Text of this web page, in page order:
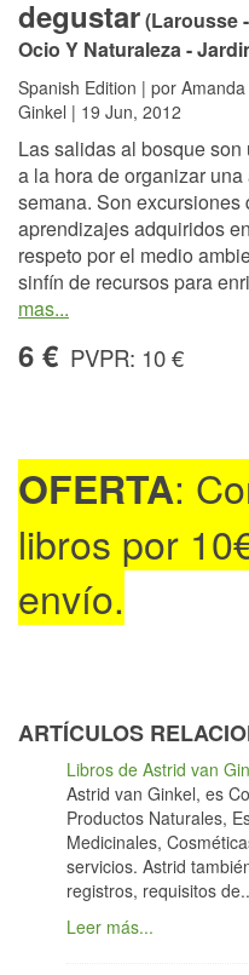
degustar(Larousse
Ocio Y Naturaleza -
Spanish Edition | por
Ginkel | 19 Jun, 2012
Las salidas al bosque
a la hora de organizar
semana. Son
aprendizajes adquiridos
respeto por el medio
sinfín de recursos para
mas...
6 € PVPR: 10 €
OFERTA:
libros por
envío.
ARTÍCULOS
Libros de Astrid van
Astrid van Ginkel, es
Productos Naturales,
Medicinales,
servicios. Astrid
registros, requisitos
Leer más...